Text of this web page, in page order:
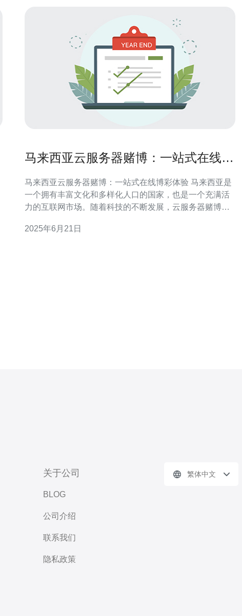
马来西亚云服务器赌博：一站式在线博
马来西亚云服务器赌博：一站式在线博彩体验 马来西亚是
一个拥有丰富文化和多样化人口的国家，也是一个充满活
力的互联网市场。随着科技的不断发展，云服务器赌博在
云服务器赌博是指利用云计算技术搭建的博彩平台，可以
2025年6月21日
关于公司
BLOG
公司介绍
联系我们
隐私政策
繁体中文